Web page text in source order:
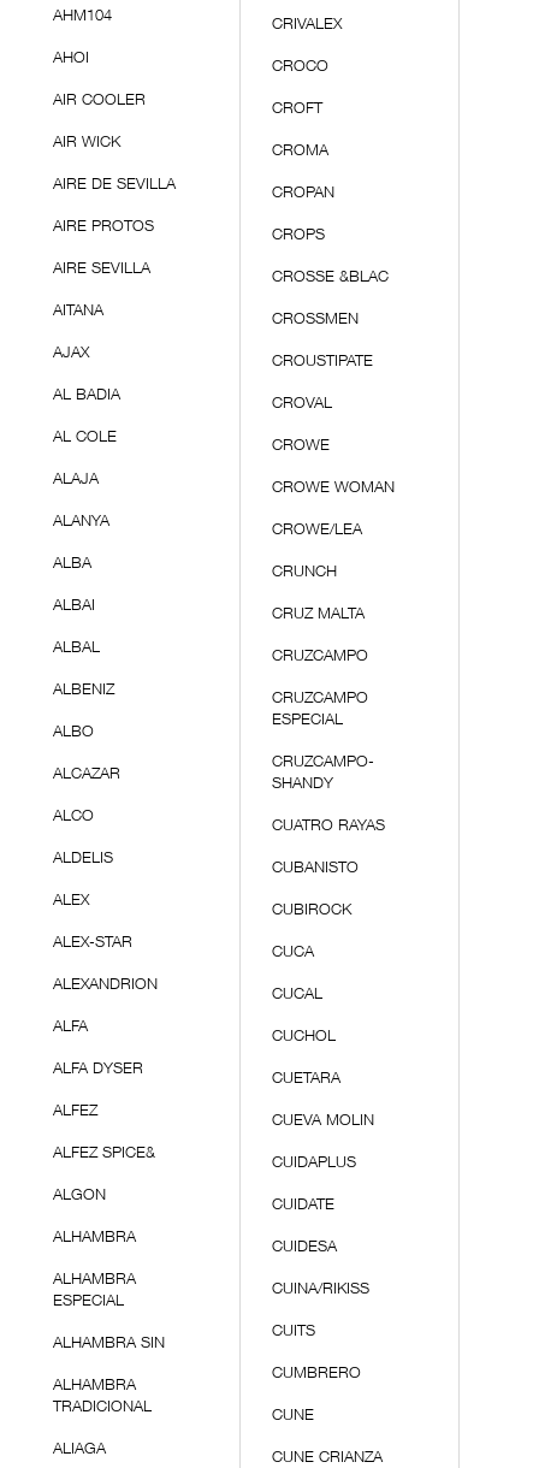
AHM104
AHOI
AIR COOLER
AIR WICK
AIRE DE SEVILLA
AIRE PROTOS
AIRE SEVILLA
AITANA
AJAX
AL BADIA
AL COLE
ALAJA
ALANYA
ALBA
ALBAI
ALBAL
ALBENIZ
ALBO
ALCAZAR
ALCO
ALDELIS
ALEX
ALEX-STAR
ALEXANDRION
ALFA
ALFA DYSER
ALFEZ
ALFEZ SPICE&
ALGON
ALHAMBRA
ALHAMBRA
ESPECIAL
ALHAMBRA SIN
ALHAMBRA
TRADICIONAL
ALIAGA
CRIVALEX
CROCO
CROFT
CROMA
CROPAN
CROPS
CROSSE &BLAC
CROSSMEN
CROUSTIPATE
CROVAL
CROWE
CROWE WOMAN
CROWE/LEA
CRUNCH
CRUZ MALTA
CRUZCAMPO
CRUZCAMPO
ESPECIAL
CRUZCAMPO-
SHANDY
CUATRO RAYAS
CUBANISTO
CUBIROCK
CUCA
CUCAL
CUCHOL
CUETARA
CUEVA MOLIN
CUIDAPLUS
CUIDATE
CUIDESA
CUINA/RIKISS
CUITS
CUMBRERO
CUNE
CUNE CRIANZA